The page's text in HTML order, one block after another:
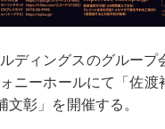
ディングスのグルー
ニーホールにて「佐
彰」を開催する。